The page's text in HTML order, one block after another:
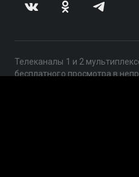
Телеканалы 1 и 2
бесплатного просмотра в